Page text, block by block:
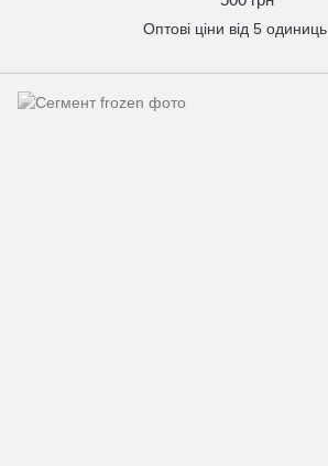
Оптові ціни від 5 одиниць